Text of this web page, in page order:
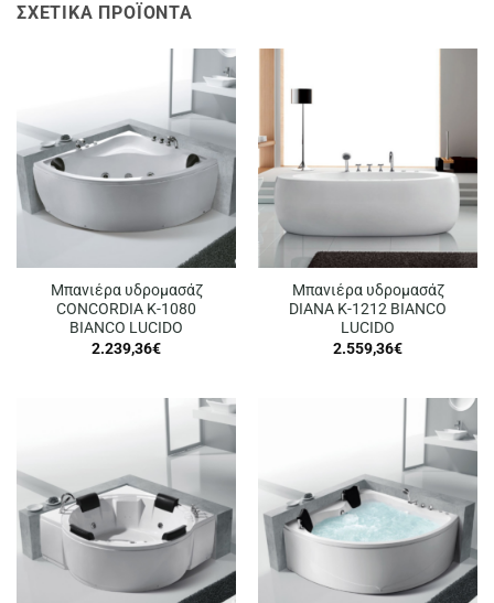
ΣΧΕΤΙΚΆ ΠΡΟΪΌΝΤΑ
Μπανιέρα υδρομασάζ
CONCORDIA K-1080
BIANCO LUCIDO
2.239,36€
Μπανιέρα υδρομασάζ
DIANA K-1212 BIANCO
LUCIDO
2.559,36€